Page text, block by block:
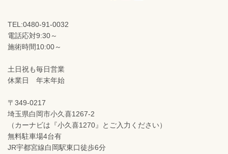
TEL:0480-91-0032
電話応対9:30～
施術時間10:00～
土日祝も毎日営業
休業日 年末年始
〒349-0217
埼玉県白岡市小久喜1267-2
（カーナビは『小久喜1270』とご入力ください）
無料駐車場4台有
JR宇都宮線白岡駅東口徒歩6分